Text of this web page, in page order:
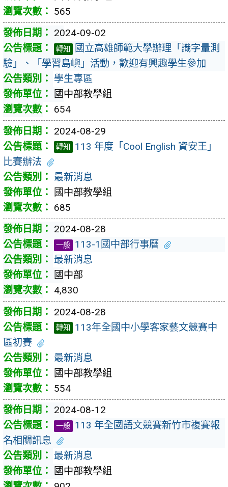
565
2024-09-02
轉知
國立高雄師範大學辦理「識字量測
驗」、「學習島嶼」活動，歡迎有興趣學生參加
學生專區
國中部教學組
654
2024-08-29
轉知
113 年度「Cool English 資安王」
比賽辦法
最新消息
國中部教學組
685
2024-08-28
一般 113-1國中部行事曆
最新消息
國中部
4,830
2024-08-28
轉知
113年全國中小學客家藝文競賽中
區初賽
最新消息
國中部教學組
554
2024-08-12
一般 113 年全國語文競賽新竹市複賽報
名相關訊息
最新消息
國中部教學組